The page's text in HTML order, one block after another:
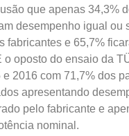
que apenas 34,3%
desempenho igual ou
fabricantes e 65,7%
o oposto do ensaio da
e 2016 com 71,7% dos
apresentando
pelo fabricante e
nominal.